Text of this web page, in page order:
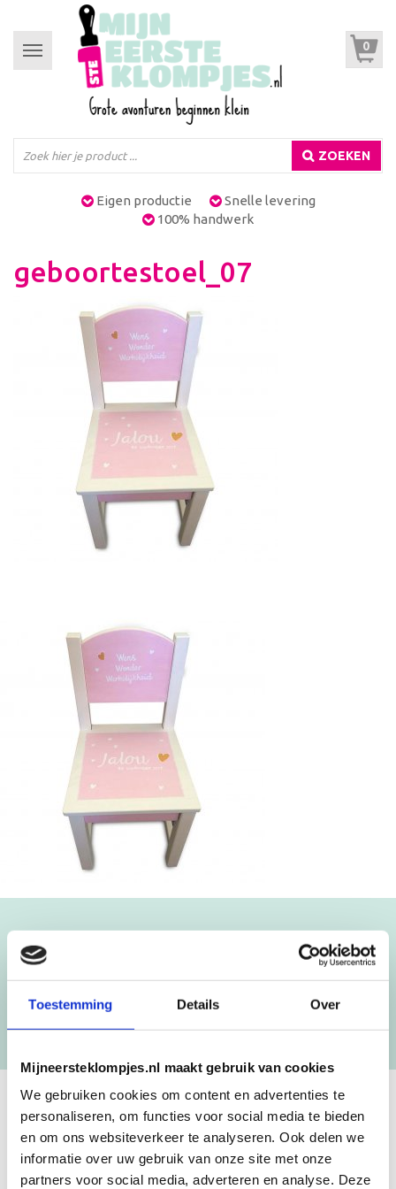
Toestemming Details Over
Mijneersteklompjes.nl maakt gebruik van cookies
We gebruiken cookies om content en advertenties te
personaliseren, om functies voor social media te bieden
en om ons websiteverkeer te analyseren. Ook delen we
informatie over uw gebruik van onze site met onze
partners voor social media, adverteren en analyse. Deze
Toggle
navigation
0
ZOEKEN
Eigen productie
Snelle levering
100% handwerk
geboortestoel_07
Blijf op de hoogte!
NIEUWSBRIEF
[mc4wp_form id=”3182″]
GEBOORTEKLOMPJES EN
KRAAMCADEAU MET NAAM